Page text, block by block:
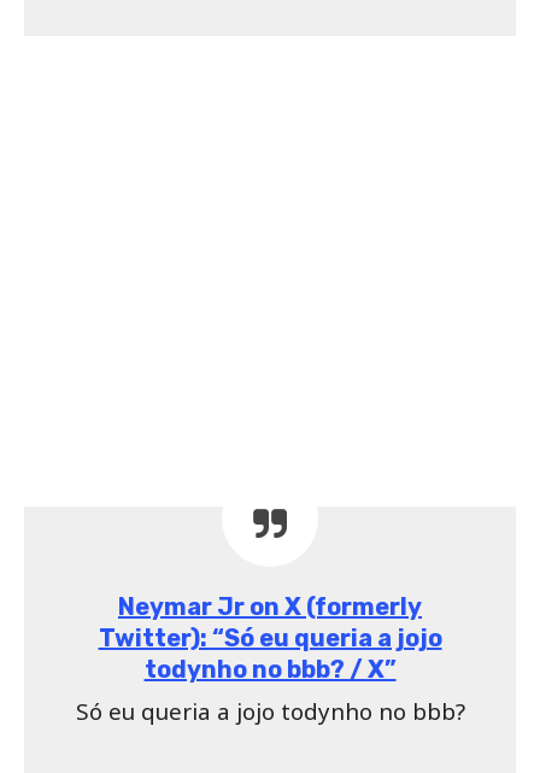
Neymar Jr on X (formerly
Twitter): “Só eu queria a jojo
todynho no bbb? / X”
Só eu queria a jojo todynho no bbb?